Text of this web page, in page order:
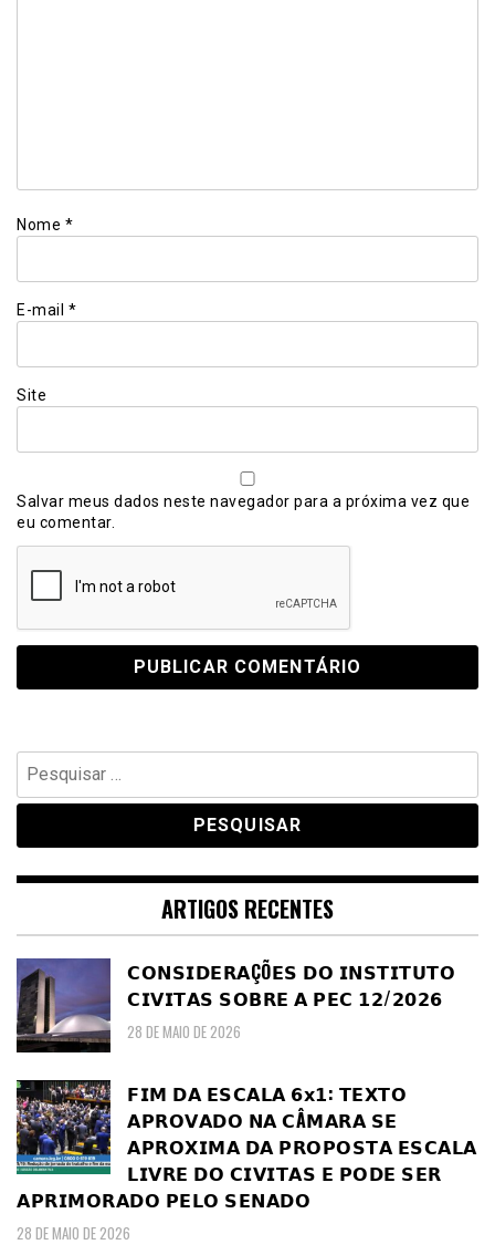
Nome *
E-mail *
Site
Salvar meus dados neste navegador para a próxima vez que
eu comentar.
Pesquisar
por:
ARTIGOS RECENTES
𝗖𝗢𝗡𝗦𝗜𝗗𝗘𝗥𝗔ÇÕ𝗘𝗦 𝗗𝗢 𝗜𝗡𝗦𝗧𝗜𝗧𝗨𝗧𝗢
𝗖𝗜𝗩𝗜𝗧𝗔𝗦 𝗦𝗢𝗕𝗥𝗘 𝗔 𝗣𝗘𝗖 𝟭𝟮/𝟮𝟬𝟮𝟲
28 DE MAIO DE 2026
𝗙𝗜𝗠 𝗗𝗔 𝗘𝗦𝗖𝗔𝗟𝗔 𝟲𝘅𝟭: 𝗧𝗘𝗫𝗧𝗢
𝗔𝗣𝗥𝗢𝗩𝗔𝗗𝗢 𝗡𝗔 𝗖Â𝗠𝗔𝗥𝗔 𝗦𝗘
𝗔𝗣𝗥𝗢𝗫𝗜𝗠𝗔 𝗗𝗔 𝗣𝗥𝗢𝗣𝗢𝗦𝗧𝗔 𝗘𝗦𝗖𝗔𝗟𝗔
𝗟𝗜𝗩𝗥𝗘 𝗗𝗢 𝗖𝗜𝗩𝗜𝗧𝗔𝗦 𝗘 𝗣𝗢𝗗𝗘 𝗦𝗘𝗥
𝗔𝗣𝗥𝗜𝗠𝗢𝗥𝗔𝗗𝗢 𝗣𝗘𝗟𝗢 𝗦𝗘𝗡𝗔𝗗𝗢
28 DE MAIO DE 2026